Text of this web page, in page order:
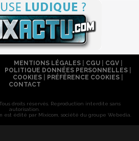
MENTIONS LÉGALES| CGU| CGV|
POLITIQUE DONNÉES PERSONNELLES
COOKIES
PRÉFÉRENCE COOKIES
CONTACT
droits réservés. Reproduction interdite sans
autorisation.
est édité par Mixicom, société du groupe Webedia.